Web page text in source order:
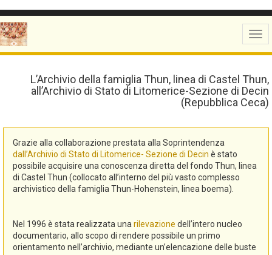
L’Archivio della famiglia Thun, linea di Castel Thun,
all’Archivio di Stato di Litomerice-Sezione di Decin
(Repubblica Ceca)
Grazie alla collaborazione prestata alla Soprintendenza
dall’Archivio di Stato di Litomerice- Sezione di Decin è stato
possibile acquisire una conoscenza diretta del fondo Thun, linea
di Castel Thun (collocato all’interno del più vasto complesso
archivistico della famiglia Thun-Hohenstein, linea boema).
Nel 1996 è stata realizzata una rilevazione dell’intero nucleo
documentario, allo scopo di rendere possibile un primo
orientamento nell’archivio, mediante un’elencazione delle buste